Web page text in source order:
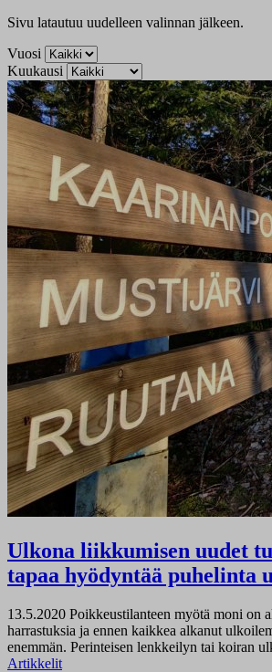
Sivu latautuu uudelleen valinnan jälkeen.
Vuosi
Kuukausi
Ulkona liikkumisen uudet
tapaa hyödyntää puhelinta
13.5.2020 Poikkeustilanteen myötä moni on
harrastuksia ja ennen kaikkea alkanut
enemmän. Perinteisen lenkkeilyn tai koiran
Artikkelit